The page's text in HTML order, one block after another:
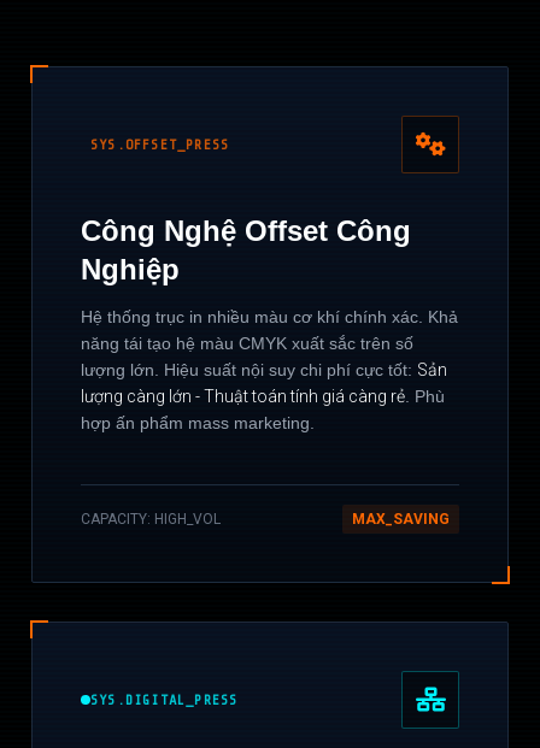
SYS.OFFSET_PRESS
Công Nghệ Offset Công
Nghiệp
Hệ thống trục in nhiều màu cơ khí chính xác. Khả
năng tái tạo hệ màu CMYK xuất sắc trên số
lượng lớn. Hiệu suất nội suy chi phí cực tốt: Sản
lượng càng lớn - Thuật toán tính giá càng rẻ . Phù
hợp ấn phẩm mass marketing.
CAPACITY: HIGH_VOL MAX_SAVING
SYS.DIGITAL_PRESS